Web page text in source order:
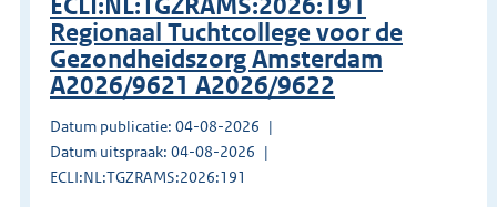
Regionaal Tuchtcollege voor de
Gezondheidszorg Amsterdam
A2026/9621 A2026/9622
Datum publicatie: 04-08-2026
Datum uitspraak: 04-08-2026
ECLI:NL:TGZRAMS:2026:191